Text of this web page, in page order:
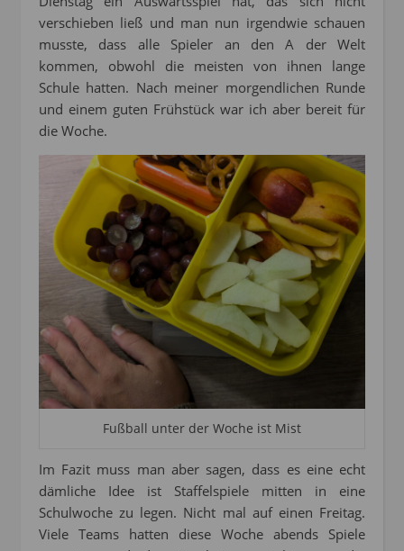
verschieben ließ und man nun irgendwie schauen
musste, dass alle Spieler an den A der Welt
kommen, obwohl die meisten von ihnen lange
Schule hatten. Nach meiner morgendlichen Runde
und einem guten Frühstück war ich aber bereit für
die Woche.
Fußball unter der Woche ist Mist
Im Fazit muss man aber sagen, dass es eine echt
dämliche Idee ist Staffelspiele mitten in eine
Schulwoche zu legen. Nicht mal auf einen Freitag.
Viele Teams hatten diese Woche abends Spiele